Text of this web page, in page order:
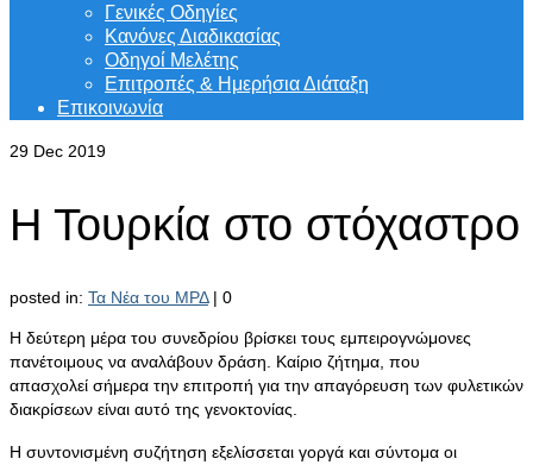
Γενικές Οδηγίες
Κανόνες Διαδικασίας
Οδηγοί Μελέτης
Επιτροπές & Ημερήσια Διάταξη
Επικοινωνία
29 Dec 2019
Η Τουρκία στο στόχαστρο
posted in: Τα Νέα του ΜΡΔ | 0
Η δεύτερη μέρα του συνεδρίου βρίσκει τους εμπειρογνώμονες
πανέτοιμους να αναλάβουν δράση. Καίριο ζήτημα, που
απασχολεί σήμερα την επιτροπή για την απαγόρευση των φυλετικών
διακρίσεων είναι αυτό της γενοκτονίας.
Η συντονισμένη συζήτηση εξελίσσεται γοργά και σύντομα οι